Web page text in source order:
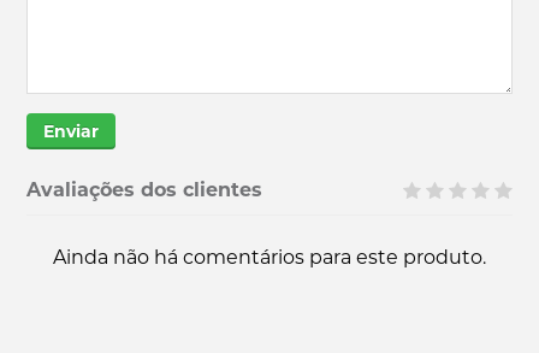
Enviar
Avaliações dos clientes
Ainda não há comentários para este produto.